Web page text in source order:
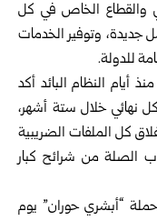
والقطاع الخاص في كل
وتوفير الخدمات
للدولة.
أيام النظام البائد أكد
نهائي خلال ستة أشهر،
كل الملفات الضريبية
الصلة من شرائح كبار
“أبشري حوران” يوم